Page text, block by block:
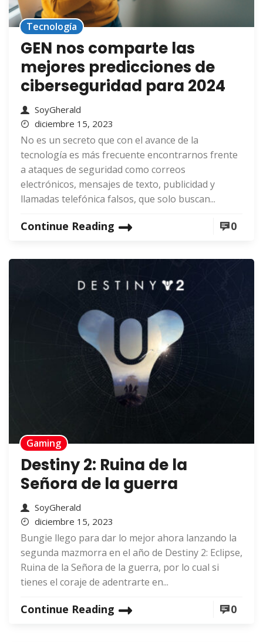
Tecnología
GEN nos comparte las
mejores predicciones de
ciberseguridad para 2024
SoyGherald
diciembre 15, 2023
No es un secreto que con el avance de la
tecnología es más frecuente encontrarnos frente
a ataques de seguridad como correos
electrónicos, mensajes de texto, publicidad y
llamadas telefónica falsos, que solo buscan...
Continue Reading 0
Gaming
Destiny 2: Ruina de la
Señora de la guerra
SoyGherald
diciembre 15, 2023
Bungie llego para dar lo mejor ahora lanzando la
segunda mazmorra en el año de Destiny 2: Eclipse,
Ruina de la Señora de la guerra, por lo cual si
tienes el coraje de adentrarte en...
Continue Reading 0